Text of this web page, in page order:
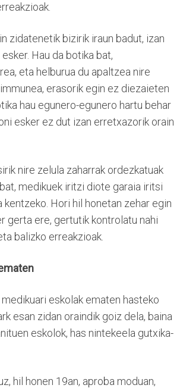
zidatenetik bizirik iraun badut, izan
Hau da botika bat,
eta helburua du apaltzea nire
erasorik egin ez diezaieten
hau egunero-egunero hartu behar
esker ez dut izan erretxazorik orain
nire zelula zaharrak ordezkatuak
medikuek iritzi diote garaia iritsi
kentzeko. Hori hil honetan zehar egin
gerta ere, gertutik kontrolatu nahi
balizko erreakzioak.
eskolak ematen hasteko
esan zidan oraindik goiz dela, baina
eskolok, has nintekeela gutxika-
hil honen 19an, aproba moduan,